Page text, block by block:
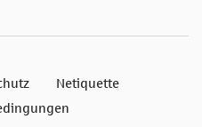
Netiquette